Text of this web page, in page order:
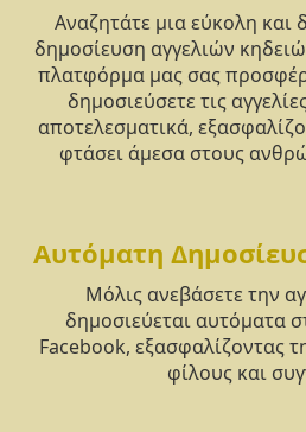
Αναζητάτε μια εύκολη και
δημοσίευση αγγελιών
πλατφόρμα μας σας
δημοσιεύσετε τις
αποτελεσματικά,
φτάσει άμεσα στους
Αυτόματη
Μόλις ανεβάσετε την
δημοσιεύεται αυτόματα
Facebook, εξασφαλίζοντας
φίλους και